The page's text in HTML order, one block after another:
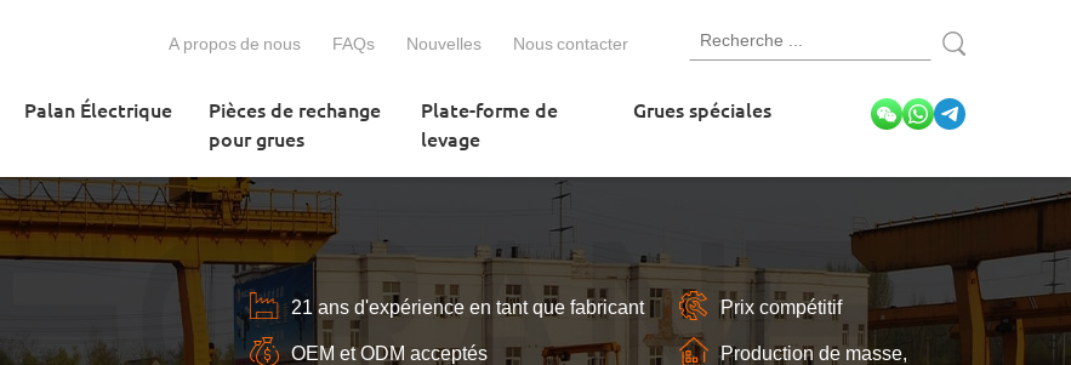
A propos de nous FAQs Nouvelles Nous contacter
Palan Électrique
Pièces de rechange
pour grues
Plate-forme de
levage
Grues spéciales
21 ans d'expérience en tant que fabricant
Prix compétitif
OEM et ODM acceptés
Production de masse,